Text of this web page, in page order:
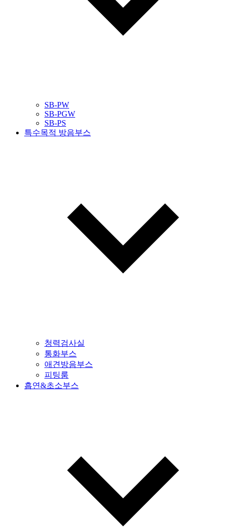
SB-PW
SB-PGW
SB-PS
특수목적 방음부스
청력검사실
통화부스
애견방음부스
피팅룸
흡연&초소부스